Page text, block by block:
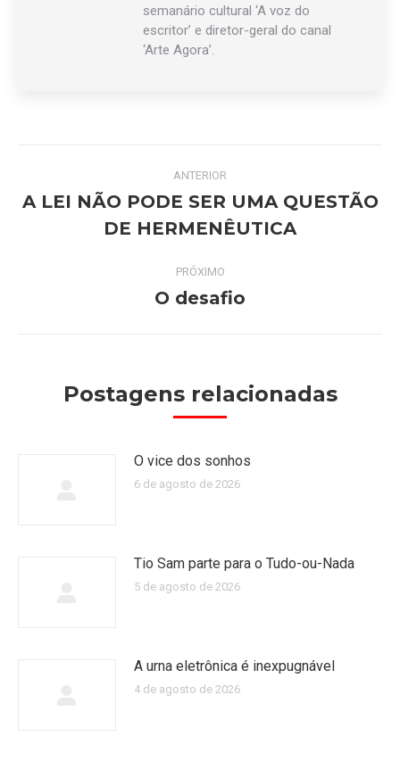
semanário cultural ‘A voz do
escritor’ e diretor-geral do canal
‘Arte Agora’.
Navegação
de
ANTERIOR
Post
anterior:
A LEI NÃO PODE SER UMA QUESTÃO
DE HERMENÊUTICA
PRÓXIMO
Próximo
O desafio
Postagens relacionadas
O vice dos sonhos
6 de agosto de 2026
Tio Sam parte para o Tudo-ou-Nada
5 de agosto de 2026
A urna eletrônica é inexpugnável
4 de agosto de 2026